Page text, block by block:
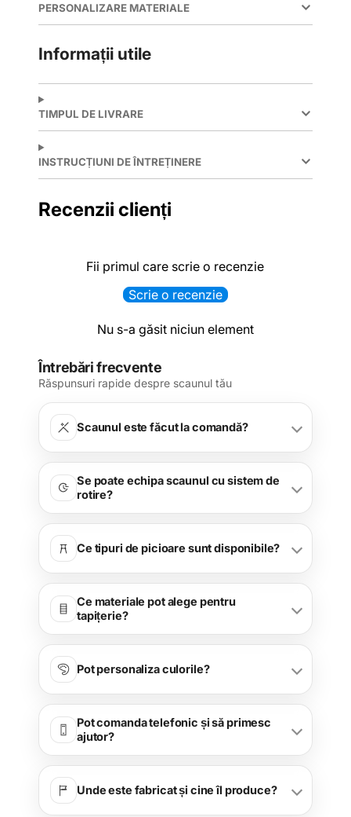
PERSONALIZARE MATERIALE
Informații utile
TIMPUL DE LIVRARE
INSTRUCȚIUNI DE ÎNTREȚINERE
Recenzii clienți
Fii primul care scrie o recenzie
Scrie o recenzie
Nu s-a găsit niciun element
Întrebări frecvente
Răspunsuri rapide despre scaunul tău
Scaunul este făcut la comandă?
Se poate echipa scaunul cu sistem de
rotire?
Ce tipuri de picioare sunt disponibile?
Ce materiale pot alege pentru
tapițerie?
Pot personaliza culorile?
Pot comanda telefonic și să primesc
ajutor?
Unde este fabricat și cine îl produce?